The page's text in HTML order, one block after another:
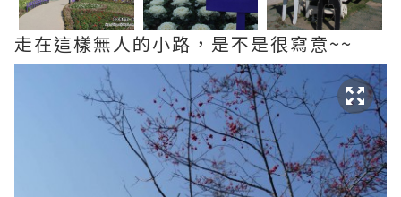
走在這樣無人的小路，是不是很寫意~~